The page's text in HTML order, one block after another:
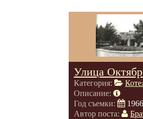
Улица
Категория:
Описание:
Год съемки:
1966
Автор поста: